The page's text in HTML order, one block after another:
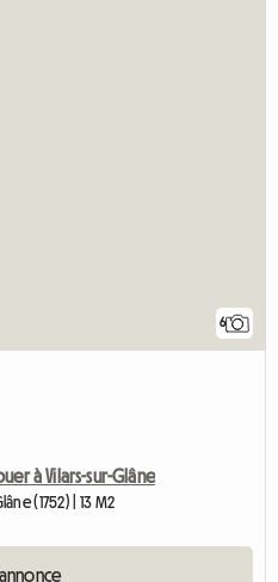
6
à Vilars-sur-Glâne
(1752) | 13 M2